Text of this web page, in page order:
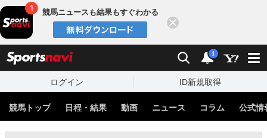
競馬ニュースも結果もすぐわかる
検索 通知
i
ログイン ID新規取得
競馬トップ 日程・結果 動画 ニュース コラム 公式情